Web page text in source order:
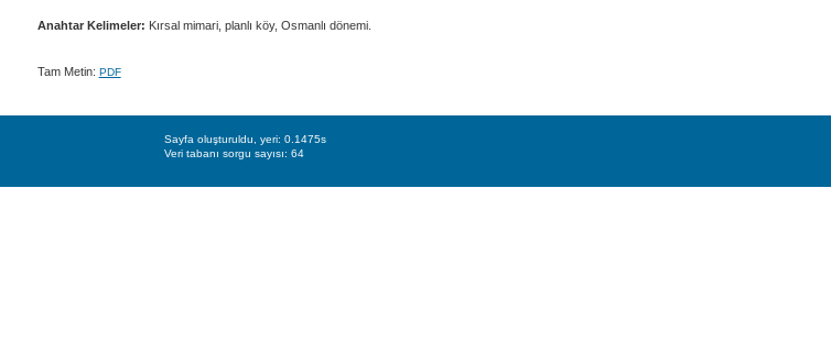
Anahtar Kelimeler: Kırsal mimari, planlı köy, Osmanlı dönemi.
Tam Metin: PDF
Sayfa oluşturuldu, yeri: 0.1475s
Veri tabanı sorgu sayısı: 64